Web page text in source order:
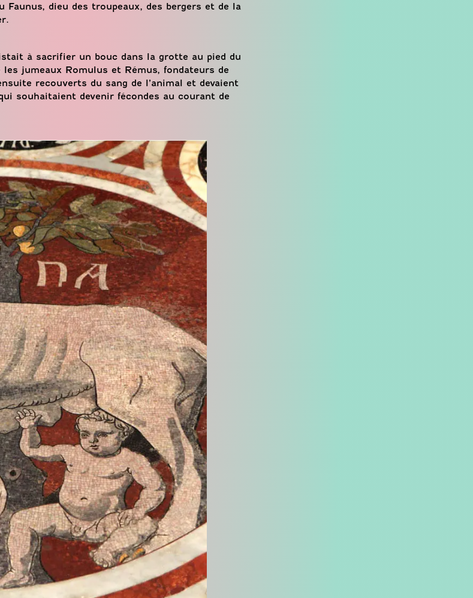
dieu des troupeaux, des bergers et de la
à sacrifier un bouc dans la grotte au pied du
jumeaux Romulus et Rémus, fondateurs de
recouverts du sang de l’animal et devaient
souhaitaient devenir fécondes au courant de